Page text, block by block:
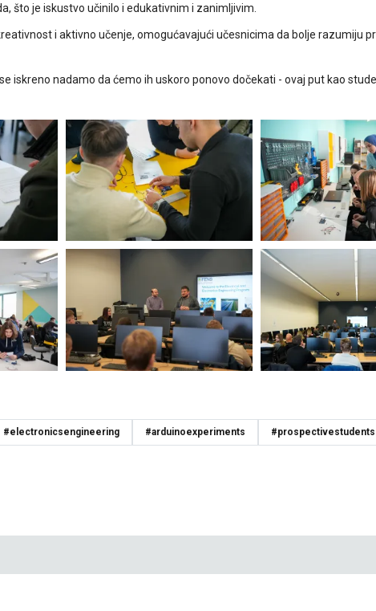
što je iskustvo učinilo i edukativnim i zanimljivim.
i aktivno učenje, omogućavajući učesnicima da bolje razumiju
iskreno nadamo da ćemo ih uskoro ponovo dočekati - ovaj put kao
#electronicsengineering #arduinoexperiments #prospectivestudents